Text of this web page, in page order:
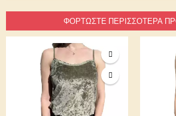
ΦΟΡΤΏΣΤΕ ΠΕΡΙΣΣΌΤΕΡΑ